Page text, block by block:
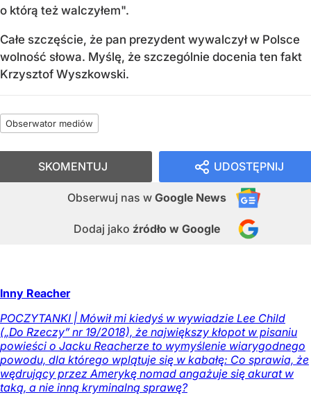
o którą też walczyłem".
Całe szczęście, że pan prezydent wywalczył w Polsce
wolność słowa. Myślę, że szczególnie docenia ten fakt
Krzysztof Wyszkowski.
Obserwator mediów
UDOSTĘPNIJ
Obserwuj nas w Google News
Dodaj jako źródło w Google
SKOMENTUJ
Inny Reacher
POCZYTANKI | Mówił mi kiedyś w wywiadzie Lee Child
(„Do Rzeczy” nr 19/2018), że największy kłopot w pisaniu
powieści o Jacku Reacherze to wymyślenie wiarygodnego
powodu, dla którego wplątuje się w kabałę: Co sprawia, że
wędrujący przez Amerykę nomad angażuje się akurat w
taką, a nie inną kryminalną sprawę?